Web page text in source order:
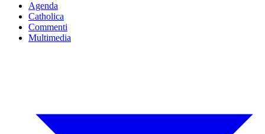
Agenda
Catholica
Commenti
Multimedia